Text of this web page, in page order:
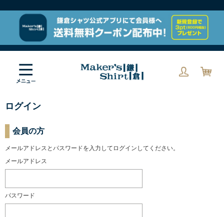
ログイン
会員の方
メールアドレスとパスワードを入力してログインしてください。
メールアドレス
パスワード